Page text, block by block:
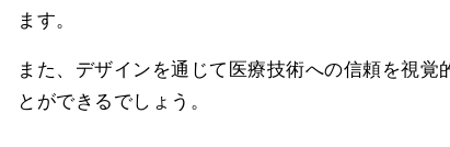
ます。
また、デザインを通じて医療技術への信頼を視
とができるでしょう。